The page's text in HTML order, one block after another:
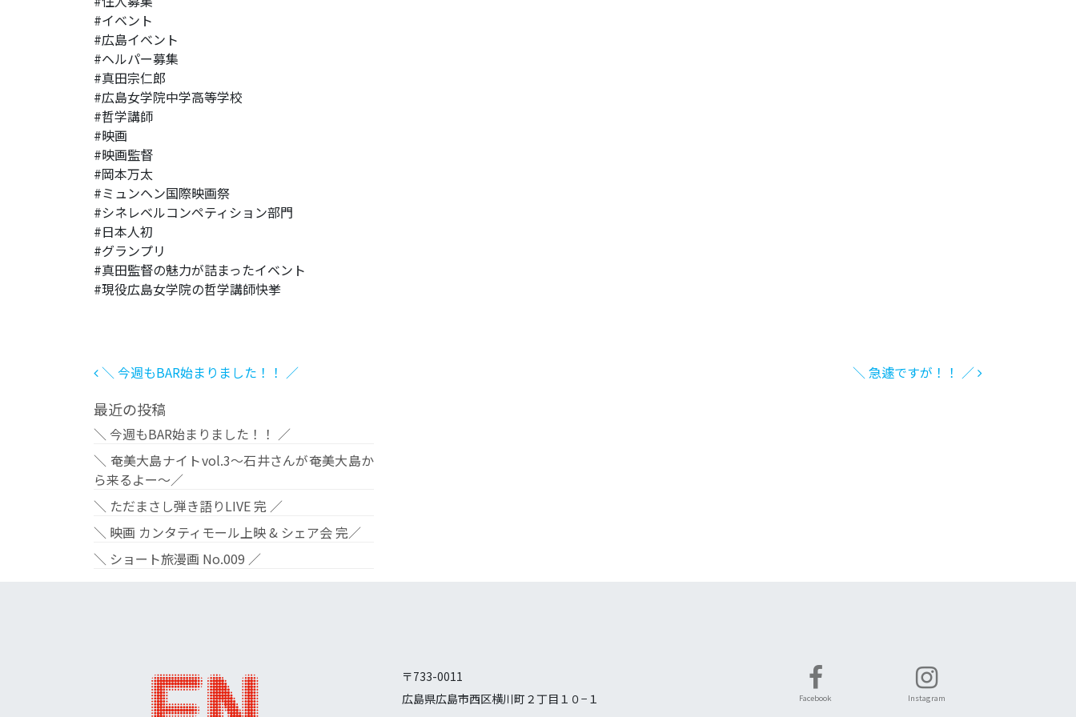
#イベント
#広島イベント
#ヘルパー募集
#真田宗仁郎
#広島女学院中学高等学校
#哲学講師
#映画
#映画監督
#岡本万太
#ミュンヘン国際映画祭
#シネレベルコンペティション部門
#日本人初
#グランプリ
#真田監督の魅力が詰まったイベント
#現役広島女学院の哲学講師快挙
投稿ナビゲーション
＼ 今週もBAR始まりました！！ ／ ＼ 急遽ですが！！ ／
最近の投稿
＼ 今週もBAR始まりました！！ ／
＼ 奄美大島ナイトvol.3〜石井さんが奄美大島か
ら来るよー〜／
＼ ただまさし弾き語りLIVE 完 ／
＼ 映画 カンタティモール上映 & シェア会 完／
＼ ショート旅漫画 No.009 ／
〒733-0011
広島県広島市西区横川町２丁目１０−１
Facebook Instagram